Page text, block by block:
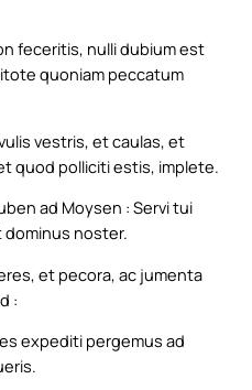
feceritis, nulli dubium est
quoniam peccatum
vestris, et caulas, et
quod polliciti estis, implete.
ad Moysen : Servi tui
noster.
et pecora, ac jumenta
:
expediti pergemus ad